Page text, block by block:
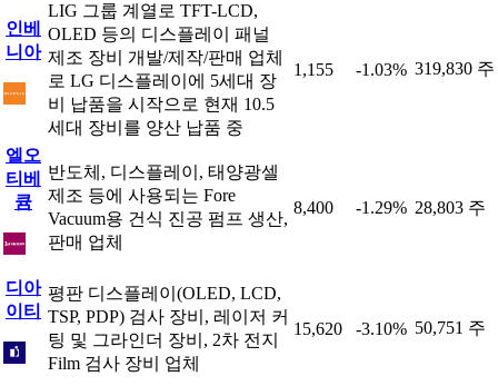
인베
니아
LIG 그룹 계열로 TFT-LCD,
OLED 등의 디스플레이 패널
제조 장비 개발/제작/판매 업체
로 LG 디스플레이에 5세대 장
비 납품을 시작으로 현재 10.5
세대 장비를 양산 납품 중
1,155 -1.03% 319,830 주
엘오
티베
큠
반도체, 디스플레이, 태양광셀
제조 등에 사용되는 Fore
Vacuum용 건식 진공 펌프 생산,
판매 업체
8,400 -1.29% 28,803 주
디아
이티
평판 디스플레이(OLED, LCD,
TSP, PDP) 검사 장비, 레이저 커
팅 및 그라인더 장비, 2차 전지
Film 검사 장비 업체
15,620 -3.10% 50,751 주